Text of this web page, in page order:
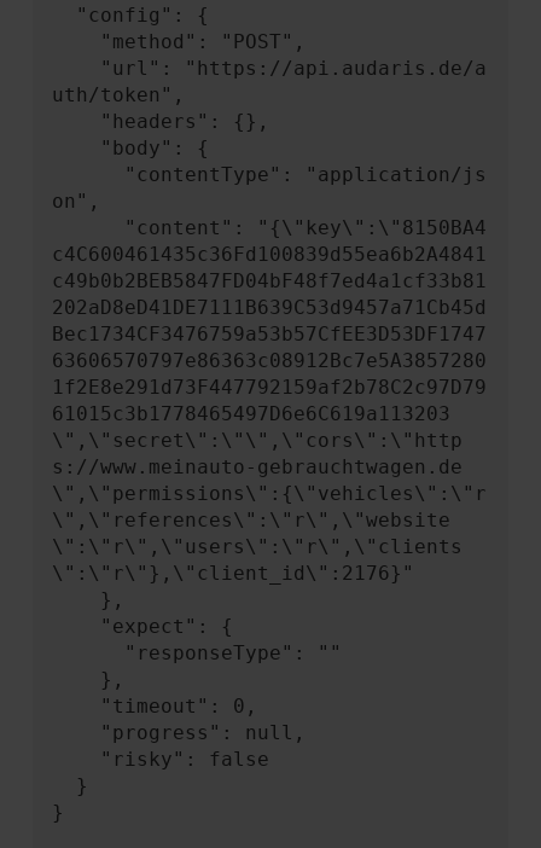
uth/token",
on",
c4C600461435c36Fd100839d55ea6b2A4841
c49b0b2BEB5847FD04bF48f7ed4a1cf33b81
202aD8eD41DE7111B639C53d9457a71Cb45d
Bec1734CF3476759a53b57CfEE3D53DF1747
63606570797e86363c08912Bc7e5A3857280
1f2E8e291d73F447792159af2b78C2c97D79
61015c3b1778465497D6e6C619a113203
\",\"secret\":\"\",\"cors\":\"http
s://www.meinauto-gebrauchtwagen.de
\",\"permissions\":{\"vehicles\":\"r
\",\"references\":\"r\",\"website
\":\"r\",\"users\":\"r\",\"clients
\":\"r\"},\"client_id\":2176}"
}